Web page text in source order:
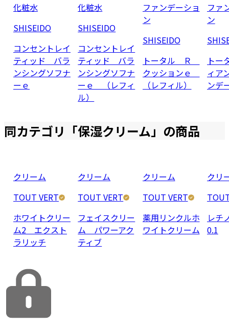
化粧水
SHISEIDO
コンセントレイ
ティッド バラ
ンシングソフナ
ーｅ
化粧水
SHISEIDO
コンセントレイ
ティッド バラ
ンシングソフナ
ーｅ （レフィ
ル）
ファンデーショ
ン
SHISEIDO
トータル Ｒ
クッションｅ
（レフィル）
ファ
ン
ト
ィア
ンデ
同カテゴリ「保湿クリーム 」の商品
クリーム
TOUT VERT
ホワイトクリー
ム2 エクスト
ラリッチ
クリーム
TOUT VERT
フェイスクリー
ム パワーアク
ティブ
クリーム
TOUT VERT
薬用リンクルホ
ワイトクリーム
クリ
レチ
0.1